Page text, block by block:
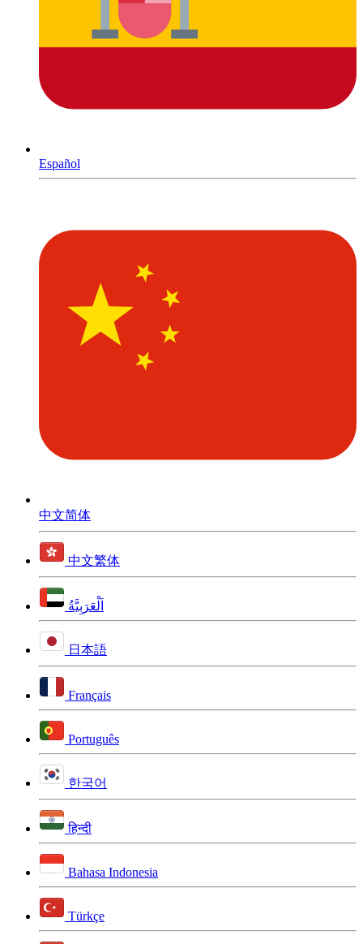
Español
中文简体
中文繁体
اَلْعَرَبِيَّةُ
日本語
Français
Português
한국어
हिन्दी
Bahasa Indonesia
Türkçe